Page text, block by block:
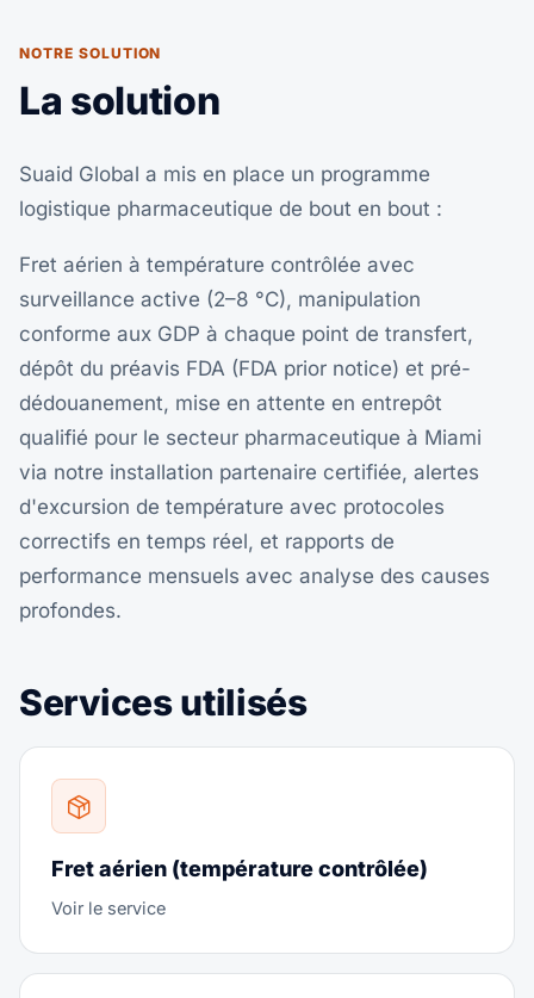
NOTRE SOLUTION
La solution
Suaid Global a mis en place un programme
logistique pharmaceutique de bout en bout :
Fret aérien à température contrôlée avec
surveillance active (2–8 °C), manipulation
conforme aux GDP à chaque point de transfert,
dépôt du préavis FDA (FDA prior notice) et pré-
dédouanement, mise en attente en entrepôt
qualifié pour le secteur pharmaceutique à Miami
via notre installation partenaire certifiée, alertes
d'excursion de température avec protocoles
correctifs en temps réel, et rapports de
performance mensuels avec analyse des causes
profondes.
Services utilisés
Fret aérien (température contrôlée)
Voir le service